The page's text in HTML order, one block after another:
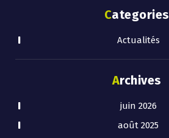
Categories
Actualités
Archives
juin 2026
août 2025